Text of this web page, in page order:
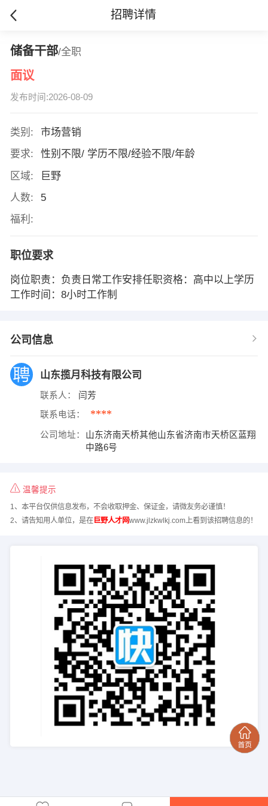
招聘详情
储备干部/全职
面议
发布时间:2026-08-09
类别:
市场营销
要求:
性别不限/ 学历不限/经验不限/年龄
区域:
巨野
人数:
5
福利:
职位要求
岗位职责：负责日常工作安排任职资格：高中以上学历
工作时间：8小时工作制
公司信息
山东揽月科技有限公司
联系人： 闫芳
联系电话： ****
公司地址：
山东济南天桥其他山东省济南市天桥区蓝翔
中路6号
温馨提示
1、本平台仅供信息发布，不会收取押金、保证金，请微友务必谨慎！
2、请告知用人单位，是在巨野人才网www.jlzkwlkj.com上看到该招聘信息的！